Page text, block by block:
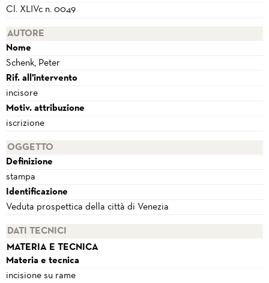
Cl. XLIVc n. 0049
AUTORE
Nome
Schenk, Peter
Rif. all'intervento
incisore
Motiv. attribuzione
iscrizione
OGGETTO
Definizione
stampa
Identificazione
Veduta prospettica della città di Venezia
DATI TECNICI
MATERIA E TECNICA
Materia e tecnica
incisione su rame